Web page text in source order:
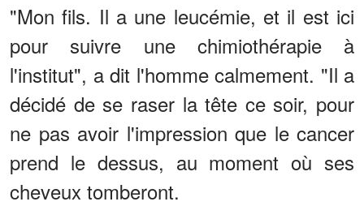
"Mon fils. Il a une leucémie, et il est ici
pour suivre une chimiothérapie à
l'institut", a dit l'homme calmement. "Il a
décidé de se raser la tête ce soir, pour
ne pas avoir l'impression que le cancer
prend le dessus, au moment où ses
cheveux tomberont.